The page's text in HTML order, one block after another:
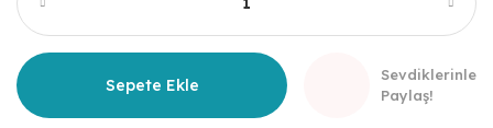
Sepete Ekle
Sevdiklerinle
Paylaş!